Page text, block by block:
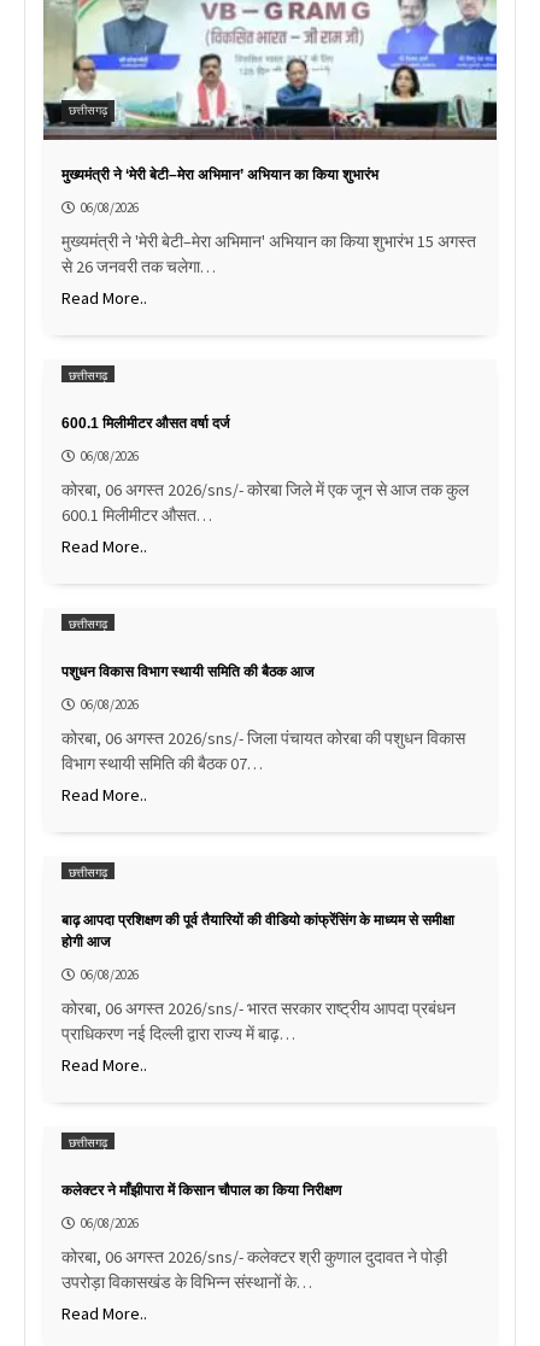
छत्तीसगढ़
मुख्यमंत्री ने ‘मेरी बेटी–मेरा अभिमान’ अभियान का किया शुभारंभ
06/08/2026
मुख्यमंत्री ने 'मेरी बेटी–मेरा अभिमान' अभियान का किया शुभारंभ 15 अगस्त
से 26 जनवरी तक चलेगा…
Read More..
छत्तीसगढ़
600.1 मिलीमीटर औसत वर्षा दर्ज
06/08/2026
कोरबा, 06 अगस्त 2026/sns/- कोरबा जिले में एक जून से आज तक कुल
600.1 मिलीमीटर औसत…
Read More..
छत्तीसगढ़
पशुधन विकास विभाग स्थायी समिति की बैठक आज
06/08/2026
कोरबा, 06 अगस्त 2026/sns/- जिला पंचायत कोरबा की पशुधन विकास
विभाग स्थायी समिति की बैठक 07…
Read More..
छत्तीसगढ़
बाढ़ आपदा प्रशिक्षण की पूर्व तैयारियों की वीडियो कांफ्रेंसिंग के माध्यम से समीक्षा
होगी आज
06/08/2026
कोरबा, 06 अगस्त 2026/sns/- भारत सरकार राष्ट्रीय आपदा प्रबंधन
प्राधिकरण नई दिल्ली द्वारा राज्य में बाढ़…
Read More..
छत्तीसगढ़
कलेक्टर ने माँझीपारा में किसान चौपाल का किया निरीक्षण
06/08/2026
कोरबा, 06 अगस्त 2026/sns/- कलेक्टर श्री कुणाल दुदावत ने पोड़ी
उपरोड़ा विकासखंड के विभिन्न संस्थानों के…
Read More..